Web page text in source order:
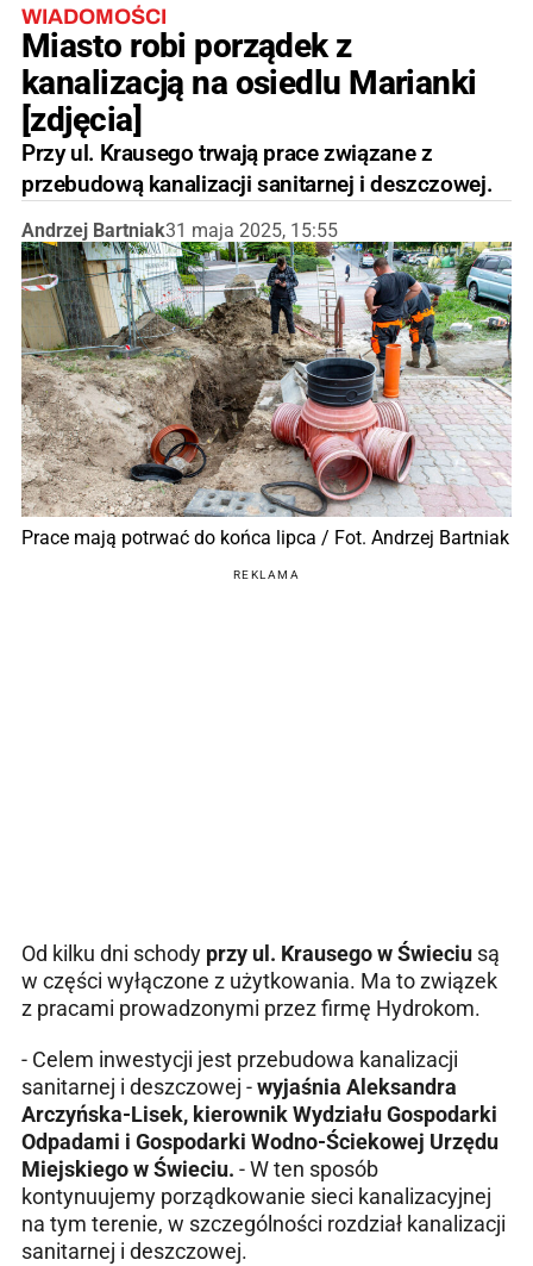
WIADOMOŚCI
Miasto robi porządek z
kanalizacją na osiedlu Marianki
[zdjęcia]
Przy ul. Krausego trwają prace związane z
przebudową kanalizacji sanitarnej i deszczowej.
Andrzej Bartniak31 maja 2025, 15:55
Prace mają potrwać do końca lipca / Fot. Andrzej Bartniak
REKLAMA
Od kilku dni schody przy ul. Krausego w Świeciu są
w części wyłączone z użytkowania. Ma to związek
z pracami prowadzonymi przez firmę Hydrokom.
- Celem inwestycji jest przebudowa kanalizacji
sanitarnej i deszczowej -wyjaśnia Aleksandra
Arczyńska-Lisek, kierownik Wydziału Gospodarki
Odpadami i Gospodarki Wodno-Ściekowej Urzędu
Miejskiego w Świeciu. - W ten sposób
kontynuujemy porządkowanie sieci kanalizacyjnej
na tym terenie, w szczególności rozdział kanalizacji
sanitarnej i deszczowej.